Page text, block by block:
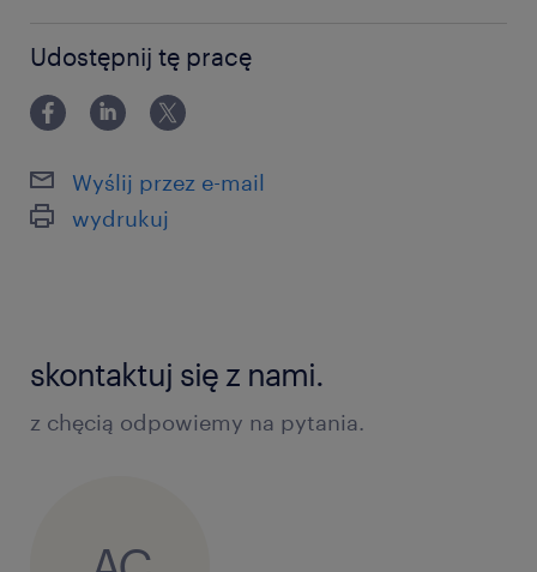
Udostępnij tę pracę
Wyślij przez e-mail
wydrukuj
skontaktuj się z nami.
z chęcią odpowiemy na pytania.